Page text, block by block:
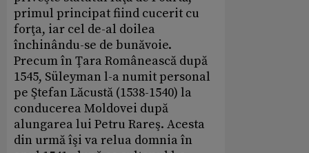
primul principat fiind cucerit cu
forţa, iar cel de-al doilea
închinându-se de bunăvoie.
Precum în Ţara Românească după
1545, Süleyman l-a numit personal
pe Ştefan Lăcustă (1538-1540) la
conducerea Moldovei după
alungarea lui Petru Rareş. Acesta
din urmă îşi va relua domnia în